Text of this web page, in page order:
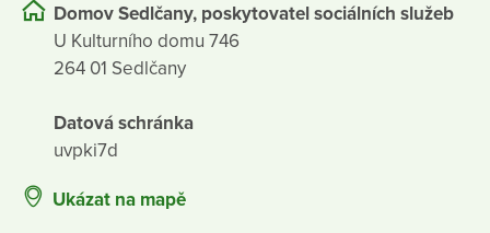
Domov Sedlčany, poskytovatel sociálních služeb
U Kulturního domu 746
264 01 Sedlčany
Datová schránka
uvpki7d
Ukázat na mapě